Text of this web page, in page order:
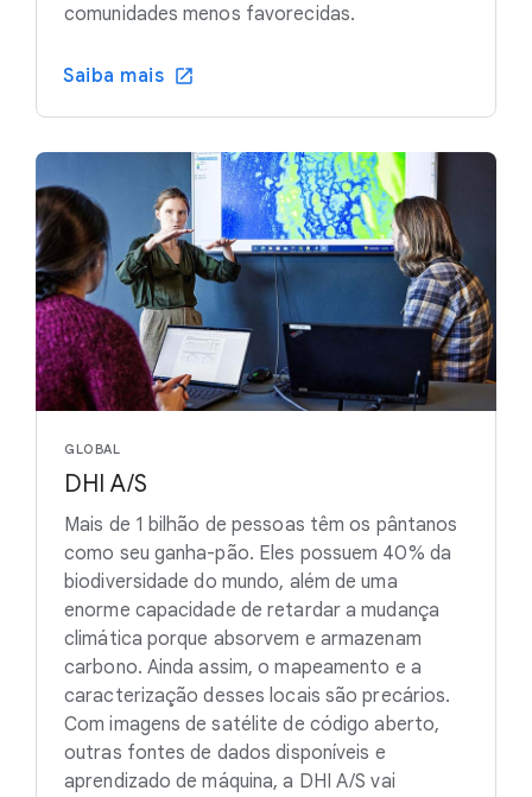
comunidades menos favorecidas.
Saiba mais
GLOBAL
DHI A/S
Mais de 1 bilhão de pessoas têm os pântanos
como seu ganha-pão. Eles possuem 40% da
biodiversidade do mundo, além de uma
enorme capacidade de retardar a mudança
climática porque absorvem e armazenam
carbono. Ainda assim, o mapeamento e a
caracterização desses locais são precários.
Com imagens de satélite de código aberto,
outras fontes de dados disponíveis e
aprendizado de máquina, a DHI A/S vai